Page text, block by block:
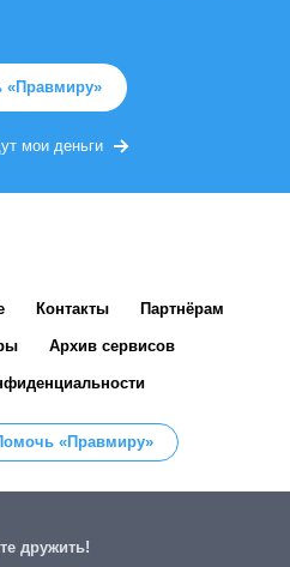
«Правмиру»
мои деньги
Контакты Партнёрам
Архив сервисов
«Правмиру»
дружить!